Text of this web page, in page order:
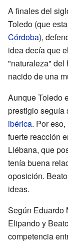
A finales del
Toledo (que
Córdoba),
idea decía que
"naturaleza" del
nacido de una
Aunque Toledo
prestigio seguía
ibérica. Por
fuerte reacción
Liébana, que
tenía buena
oposición.
ideas.
Según Eduardo
Elipando y
competencia